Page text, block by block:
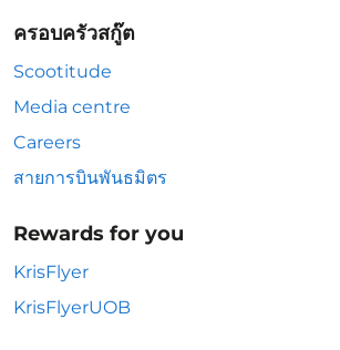
ครอบครัวสกู๊ต
Scootitude
Media centre
Careers
สายการบินพันธมิตร
Rewards for you
KrisFlyer
KrisFlyerUOB